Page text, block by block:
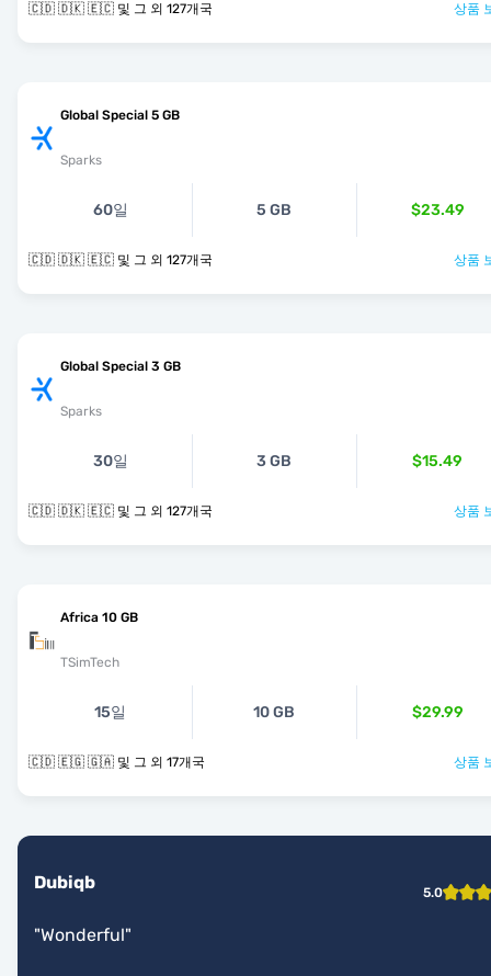
🇨🇩 🇩🇰 🇪🇨 및 그 외 127개국 상품
Global Special 5 GB
Sparks
60일 5 GB $23.49
🇨🇩 🇩🇰 🇪🇨 및 그 외 127개국 상품
Global Special 3 GB
Sparks
30일 3 GB $15.49
🇨🇩 🇩🇰 🇪🇨 및 그 외 127개국 상품
Africa 10 GB
TSimTech
15일 10 GB $29.99
🇨🇩 🇪🇬 🇬🇦 및 그 외 17개국 상품
Dubiqb 5.0
"Wonderful"